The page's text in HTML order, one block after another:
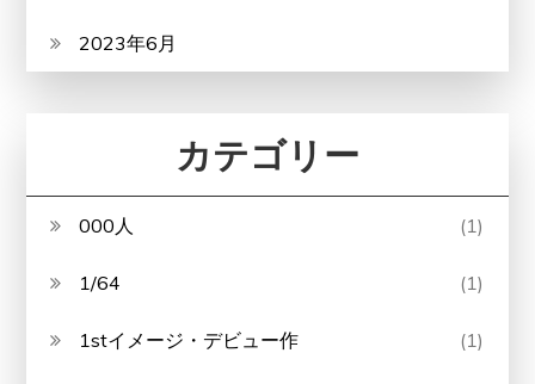
2023年6月
カテゴリー
000人 (1)
1/64 (1)
1stイメージ・デビュー作 (1)